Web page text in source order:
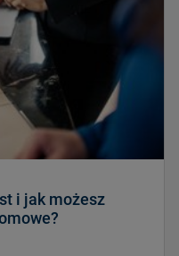
i jak możesz